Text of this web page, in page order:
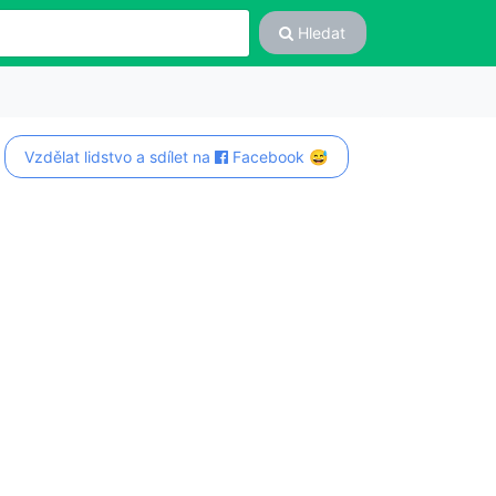
Hledat
Vzdělat lidstvo a sdílet na Facebook 😅